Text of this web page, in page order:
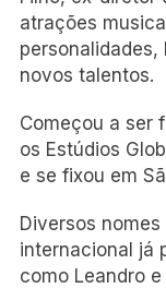
atrações
novos talentos.
Começou a ser
os Estúdios
e se fixou em
Diversos
internacional já
como Leandro